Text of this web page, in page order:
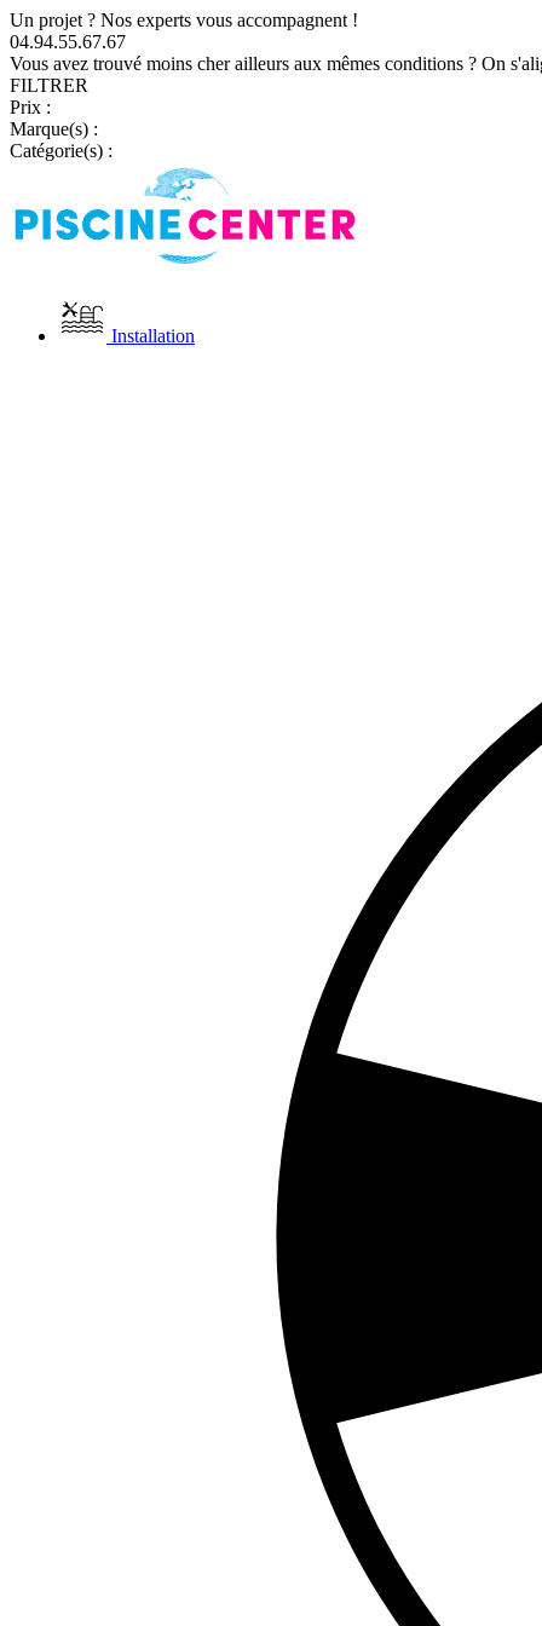
Un projet ? Nos experts vous accompagnent !
04.94.55.67.67
Vous avez trouvé moins cher ailleurs aux mêmes conditions ? On
FILTRER
Prix :
Marque(s) :
Catégorie(s) :
Installation